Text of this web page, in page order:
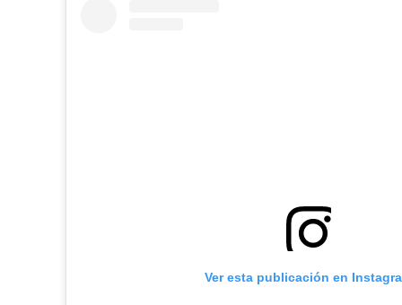
Ver esta publicación en